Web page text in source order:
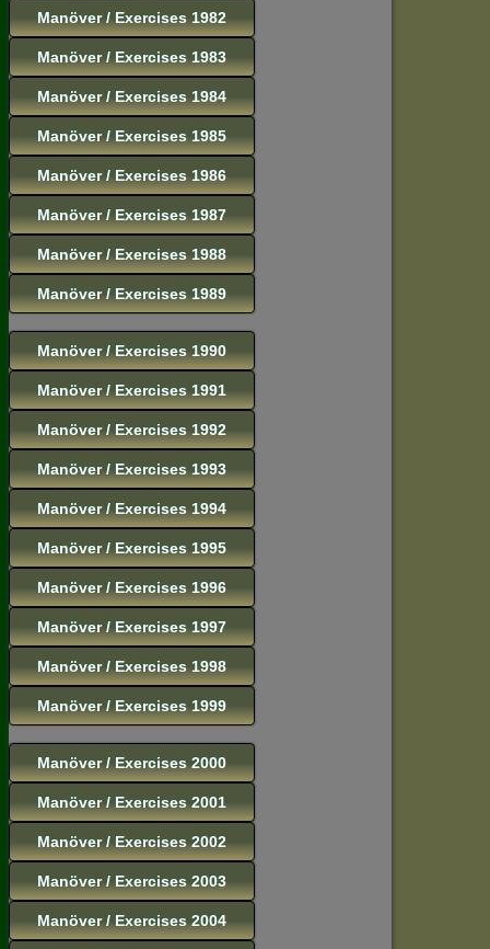
Manöver / Exercises 1982
Manöver / Exercises 1983
Manöver / Exercises 1984
Manöver / Exercises 1985
Manöver / Exercises 1986
Manöver / Exercises 1987
Manöver / Exercises 1988
Manöver / Exercises 1989
Manöver / Exercises 1990
Manöver / Exercises 1991
Manöver / Exercises 1992
Manöver / Exercises 1993
Manöver / Exercises 1994
Manöver / Exercises 1995
Manöver / Exercises 1996
Manöver / Exercises 1997
Manöver / Exercises 1998
Manöver / Exercises 1999
Manöver / Exercises 2000
Manöver / Exercises 2001
Manöver / Exercises 2002
Manöver / Exercises 2003
Manöver / Exercises 2004